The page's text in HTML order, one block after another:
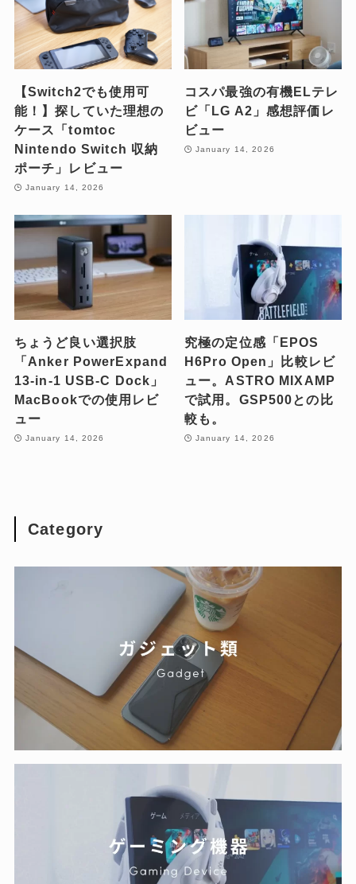
【Switch2でも使用可
能！】探していた理想の
ケース「tomtoc
Nintendo Switch 収納
ポーチ」レビュー
January 14, 2026
コスパ最強の有機ELテレ
ビ「LG A2」感想評価レ
ビュー
January 14, 2026
ちょうど良い選択肢
「Anker PowerExpand
13-in-1 USB-C Dock」
MacBookでの使用レビ
ュー
January 14, 2026
究極の定位感「EPOS
H6Pro Open」比較レビ
ュー。ASTRO MIXAMP
で試用。GSP500との比
較も。
January 14, 2026
Category